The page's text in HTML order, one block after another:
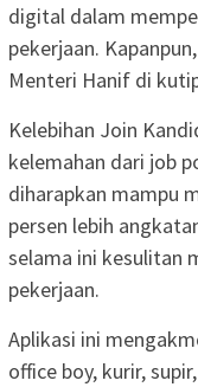
digital dalam
pekerjaan.
Menteri Hanif di
Kelebihan Join
kelemahan dari job
diharapkan mampu
persen lebih
selama ini kesulitan
pekerjaan.
Aplikasi ini
office boy, kurir,